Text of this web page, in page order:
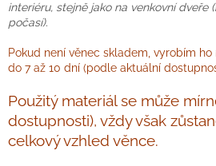
interiéru, stejně jako na venkovní dveře
počasí).
Pokud není věnec skladem, vyrobím
do 7 až 10 dní (podle aktuální
Použitý materiál se může
dostupnosti), vždy však
celkový vzhled věnce.